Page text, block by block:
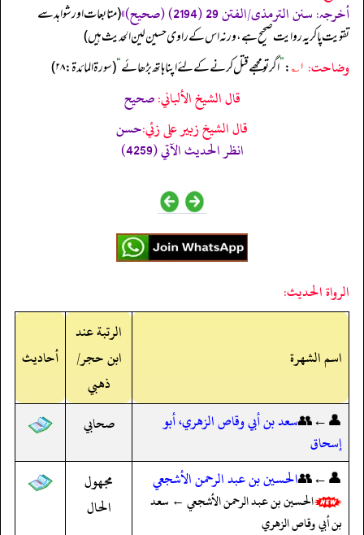
أخرجہ: سنن الترمذی/الفتن 29 (2194) (صحیح)»
‏‏‏‏ (متابعات اور شواہد سے
تقویت پاکر یہ روایت صحیح ہے، ورنہ اس کے راوی حسین لین الحدیث ہیں)
وضاحت: ۱؎ :
”اگر تو مجھے قتل کرنے کے لئے اپنا ہاتھ بڑھائے“(سورۃ المائدۃ: ۲۸)
قال الشيخ الألباني:صحيح
قال الشيخ زبير على زئي:حسن
انظر الحديث الآتي (4259)
الرواة الحديث:
اسم الشهرة
الرتبة عند
ابن حجر/
ذهبي
أحاديث
👤←👥سعد بن أبي وقاص الزهري، أبو
إسحاق
صحابي
👤←👥الحسين بن عبد الرحمن الأشجعي
الحسين بن عبد الرحمن الأشجعي ← سعد
بن أبي وقاص الزهري
مجهول
الحال